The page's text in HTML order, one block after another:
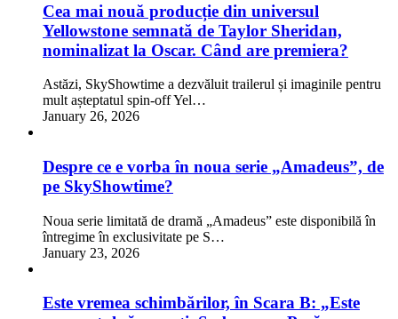
Cea mai nouă producție din universul
Yellowstone semnată de Taylor Sheridan,
nominalizat la Oscar. Când are premiera?
Astăzi, SkyShowtime a dezvăluit trailerul și imaginile pentru
mult așteptatul spin-off Yel…
January 26, 2026
Despre ce e vorba în noua serie „Amadeus”, de
pe SkyShowtime?
Noua serie limitată de dramă „Amadeus” este disponibilă în
întregime în exclusivitate pe S…
January 23, 2026
Este vremea schimbărilor, în Scara B: „Este